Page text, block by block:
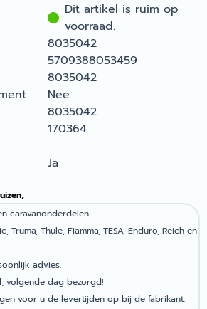
Dit artikel is ruim op
voorraad.
8035042
5709388053459
8035042
Nee
8035042
170364
Ja
caravanonderdelen.
Truma, Thule, Fiamma, TESA, Enduro, Reich en
advies.
volgende dag bezorgd!
voor u de levertijden op bij de fabrikant.